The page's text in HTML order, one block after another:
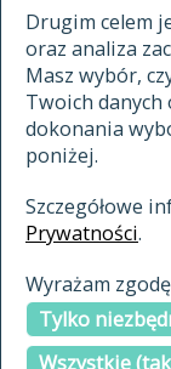
Drugim celem
oraz analiza
Masz wybór,
Twoich danych
dokonania
poniżej.
Szczegółowe
Prywatności.
Wyrażam
Tylko
Wszystkie
materiały
cytowanie
kontakt